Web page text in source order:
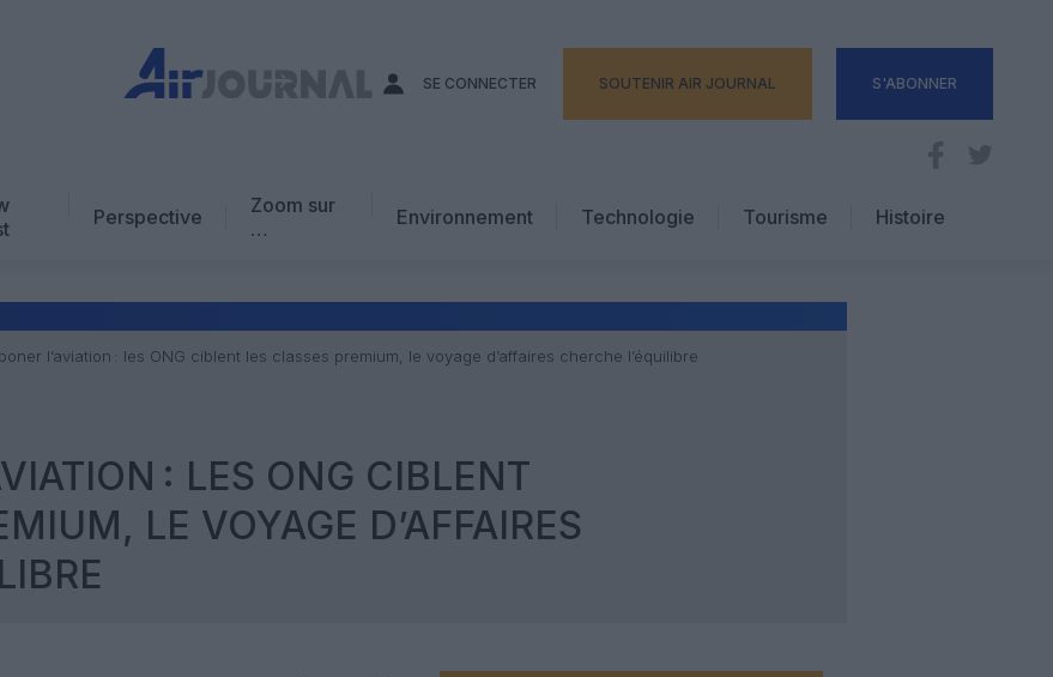
SE CONNECTER SOUTENIR AIR JOURNAL S'ABONNER
Perspective
Zoom sur
…
Avis d’expert
Environnement Technologie
Tourisme
Hôtellerie
Histoire
l’aviation : les ONG ciblent les classes premium, le voyage d’affaires cherche l’équilibre
: LES ONG CIBLENT
LE VOYAGE D’AFFAIRES